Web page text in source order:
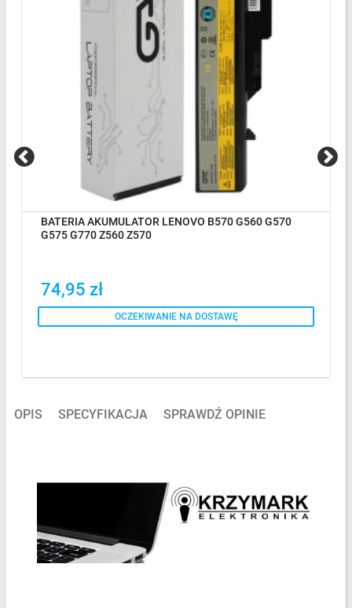
BATERIA AKUMULATOR LENOVO B570 G560 G570
G575 G770 Z560 Z570
74,95 zł
OCZEKIWANIE NA DOSTAWĘ
OPIS SPECYFIKACJA SPRAWDŹ OPINIE